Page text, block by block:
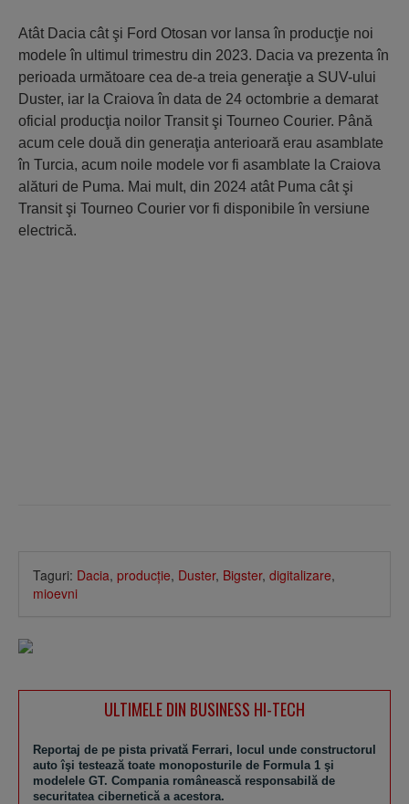
Atât Dacia cât şi Ford Otosan vor lansa în producţie noi
modele în ultimul trimestru din 2023. Dacia va prezenta în
perioada următoare cea de-a treia generaţie a SUV-ului
Duster, iar la Craiova în data de 24 octombrie a demarat
oficial producţia noilor Transit şi Tourneo Courier. Până
acum cele două din generaţia anterioară erau asamblate
în Turcia, acum noile modele vor fi asamblate la Craiova
alături de Puma. Mai mult, din 2024 atât Puma cât şi
Transit şi Tourneo Courier vor fi disponibile în versiune
electrică.
Taguri: Dacia, producţie, Duster, Bigster, digitalizare,
mioevni
ULTIMELE DIN BUSINESS HI-TECH
Reportaj de pe pista privată Ferrari, locul unde constructorul
auto îşi testează toate monoposturile de Formula 1 şi
modelele GT. Compania românească responsabilă de
securitatea cibernetică a acestora.